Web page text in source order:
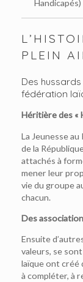
Handicapés)
PLEIN
Des
fédération
Héritière des «
La Jeunesse
de la
attachés à
mener leur
vie du groupe
chacun.
Des
Ensuite
valeurs, se
laïque ont créé
à compléter, à